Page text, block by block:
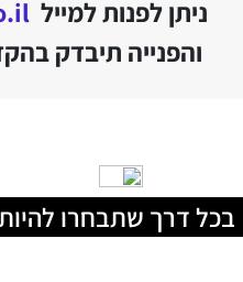
ניתן לפנות למייל
והפנייה תיבדק
בכל דרך שתבחרו